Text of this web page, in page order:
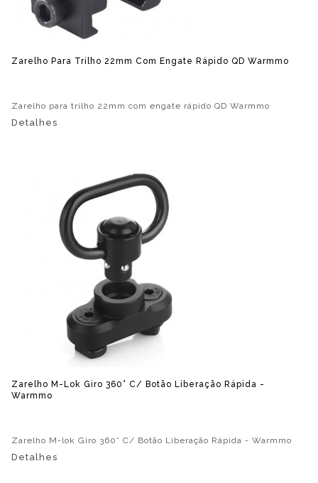
Zarelho Para Trilho 22mm Com Engate Rápido QD Warmmo
Zarelho para trilho 22mm com engate rápido QD Warmmo
Detalhes
Zarelho M-Lok Giro 360° C/ Botão Liberação Rápida -
Warmmo
Zarelho M-lok Giro 360° C/ Botão Liberação Rápida - Warmmo
Detalhes